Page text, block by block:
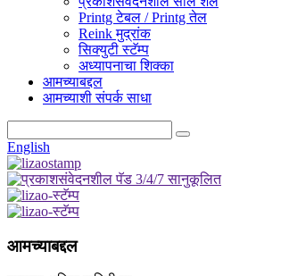
Printg टेबल / Printg तेल
Reink मुद्रांक
सिक्युटी स्टॅम्प
अध्यापनाचा शिक्का
आमच्याबद्दल
आमच्याशी संपर्क साधा
English
आमच्याबद्दल